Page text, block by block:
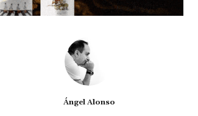
Ángel Alonso